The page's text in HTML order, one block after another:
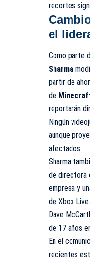
recortes
el
Como parte
Sharma
partir de
de
reportarán
Ningún
aunque
afectados.
Sharma
de directora
empresa y
de Xbox
Dave
de 17 años
En el
recientes